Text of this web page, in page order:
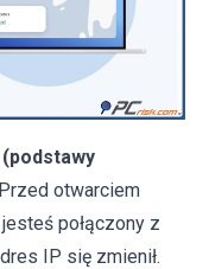
Przed otwarciem
połączony z
IP się zmienił.